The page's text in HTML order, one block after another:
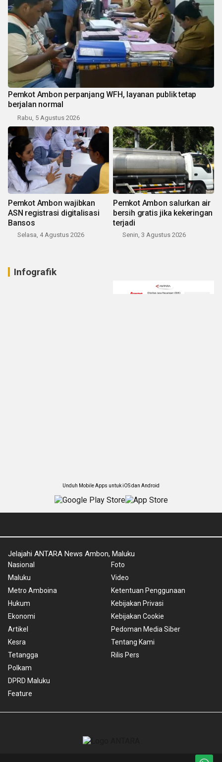
Pemkot Ambon perpanjang WFH, layanan publik tetap
berjalan normal
Rabu, 5 Agustus 2026
Pemkot Ambon wajibkan
ASN registrasi digitalisasi
Bansos
Selasa, 4 Agustus 2026
Pemkot Ambon salurkan air
bersih gratis jika kekeringan
terjadi
Senin, 3 Agustus 2026
Infografik
Unduh Mobile Apps untuk iOS dan Android
Jelajahi ANTARA News Ambon, Maluku
Nasional
Maluku
Metro Amboina
Hukum
Ekonomi
Artikel
Kesra
Tetangga
Polkam
DPRD Maluku
Feature
Foto
Video
Ketentuan Penggunaan
Kebijakan Privasi
Kebijakan Cookie
Pedoman Media Siber
Tentang Kami
Rilis Pers